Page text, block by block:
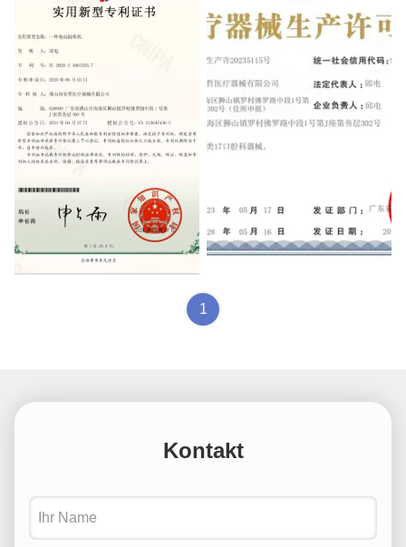
certificate
1
Kontakt